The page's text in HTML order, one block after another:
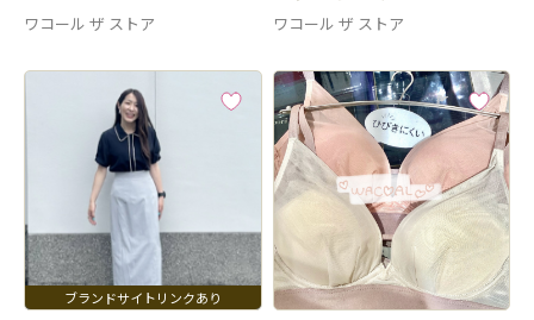
ワコール ザ ストア ワコール ザ ストア